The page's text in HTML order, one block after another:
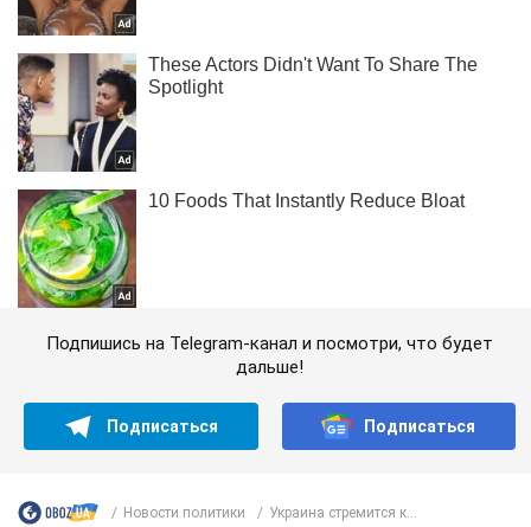
Подпишись на Telegram-канал и посмотри, что будет
дальше!
Подписаться Подписаться
Новости политики Украина стремится к...